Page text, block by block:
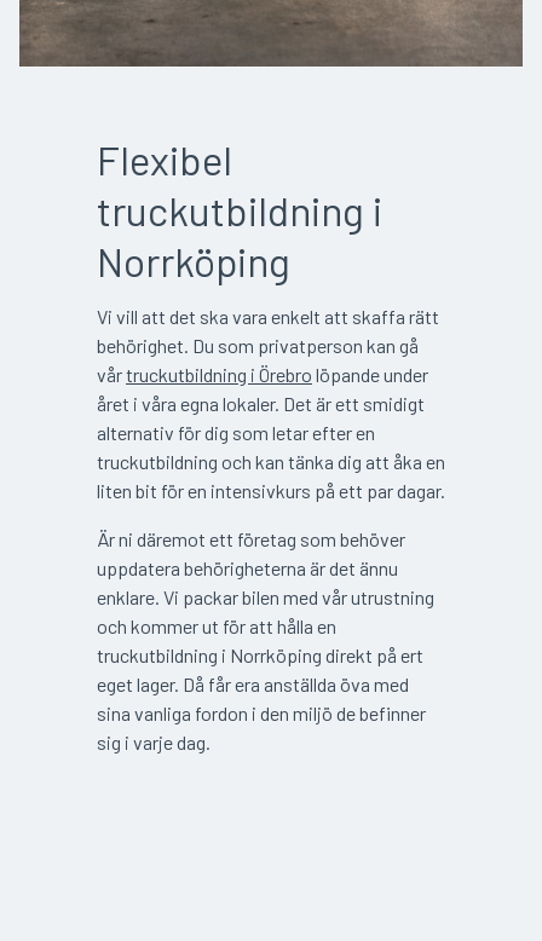
Flexibel
truckutbildning i
Norrköping
Vi vill att det ska vara enkelt att skaffa rätt
behörighet. Du som privatperson kan gå
vårtruckutbildning i Örebro löpande under
året i våra egna lokaler. Det är ett smidigt
alternativ för dig som letar efter en
truckutbildning och kan tänka dig att åka en
liten bit för en intensivkurs på ett par dagar.
Är ni däremot ett företag som behöver
uppdatera behörigheterna är det ännu
enklare. Vi packar bilen med vår utrustning
och kommer ut för att hålla en
truckutbildning i Norrköping direkt på ert
eget lager. Då får era anställda öva med
sina vanliga fordon i den miljö de befinner
sig i varje dag.